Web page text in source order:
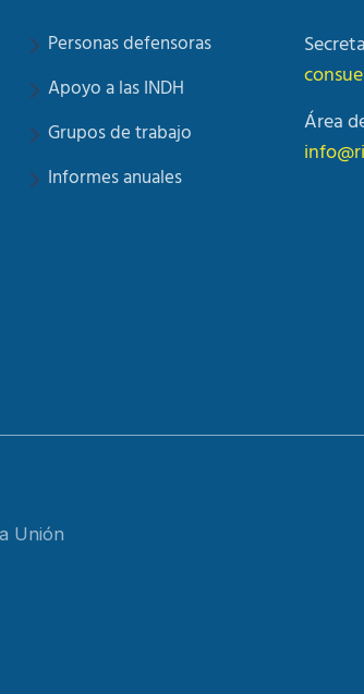
Personas defensoras
Apoyo a las INDH
Grupos de trabajo
Informes anuales
Área
Unión